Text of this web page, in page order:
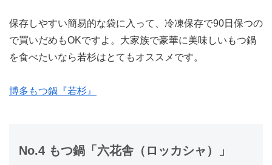
保存しやすい簡易的な袋に入って、冷凍保存で90日保つの
で買いだめもOKですよ。大家族で豪華に美味しいもつ鍋
を食べたいなら若杉はとてもオススメです。
博多もつ鍋『若杉』
No.4 もつ鍋「六花舎（ロッカシャ）」